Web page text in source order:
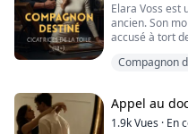
Elara Voss
ancien. Son
accusé à tort
elle n'a
propose un
Compagnon
Appel au
1.9kVues · En